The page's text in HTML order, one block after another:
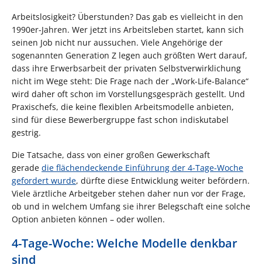
Arbeitslosigkeit? Überstunden? Das gab es vielleicht in den
1990er-Jahren. Wer jetzt ins Arbeitsleben startet, kann sich
seinen Job nicht nur aussuchen. Viele Angehörige der
sogenannten Generation Z legen auch größten Wert darauf,
dass ihre Erwerbsarbeit der privaten Selbstverwirklichung
nicht im Wege steht: Die Frage nach der „Work-Life-Balance“
wird daher oft schon im Vorstellungsgespräch gestellt. Und
Praxischefs, die keine flexiblen Arbeitsmodelle anbieten,
sind für diese Bewerbergruppe fast schon indiskutabel
gestrig.
Die Tatsache, dass von einer großen Gewerkschaft
gerade die flächendeckende Einführung der 4-Tage-Woche
gefordert wurde, dürfte diese Entwicklung weiter befördern.
Viele ärztliche Arbeitgeber stehen daher nun vor der Frage,
ob und in welchem Umfang sie ihrer Belegschaft eine solche
Option anbieten können – oder wollen.
4-Tage-Woche: Welche Modelle denkbar
sind